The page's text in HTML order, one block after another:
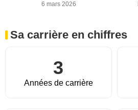
6 mars 2026
Sa carrière en chiffres
3
Années de carrière